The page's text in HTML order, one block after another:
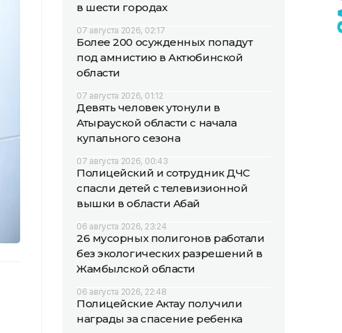
в шести городах
07 августа 2026, 02:17
Более 200 осужденных попадут
под амнистию в Актюбинской
области
07 августа 2026, 01:12
Девять человек утонули в
Атырауской области с начала
купального сезона
07 августа 2026, 00:43
Полицейский и сотрудник ДЧС
спасли детей с телевизионной
вышки в области Абай
06 августа 2026, 23:24
26 мусорных полигонов работали
без экологических разрешений в
Жамбылской области
06 августа 2026, 22:48
Полицейские Актау получили
награды за спасение ребенка